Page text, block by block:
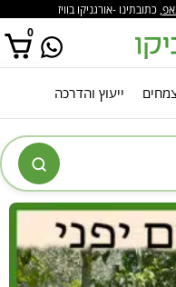
, כתובתינו -אורגניקו בוויז
0
אין מוצרים בסל הקניות.
ייעוץ והדרכה